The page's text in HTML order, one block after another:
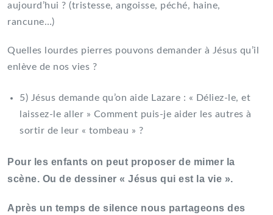
aujourd’hui ? (tristesse, angoisse, péché, haine,
rancune…)
Quelles lourdes pierres pouvons demander à Jésus qu’il
enlève de nos vies ?
5) Jésus demande qu’on aide Lazare : « Déliez-le, et
laissez-le aller » Comment puis-je aider les autres à
sortir de leur « tombeau » ?
Pour les enfants on peut proposer de mimer la
scène. Ou de dessiner « Jésus qui est la vie ».
Après un temps de silence nous partageons des